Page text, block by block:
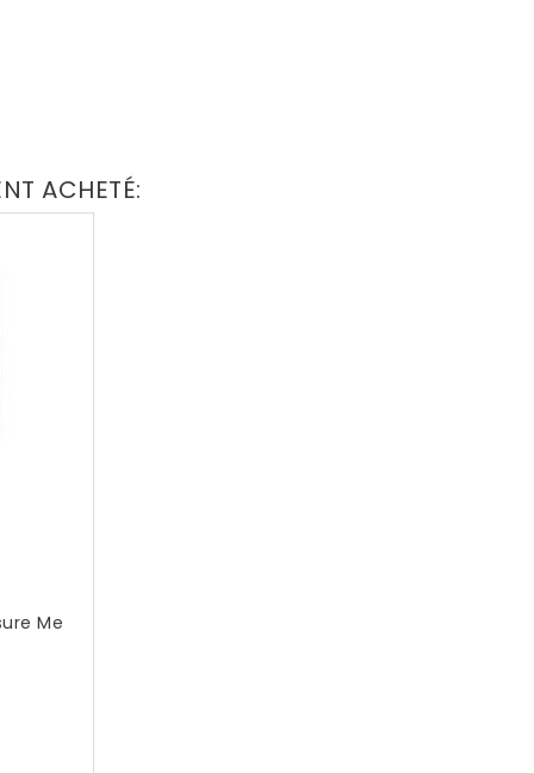
ACHETÉ:
Me